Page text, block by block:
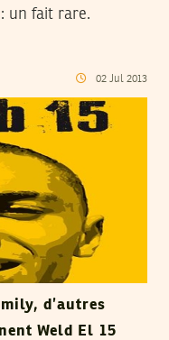
un fait rare.
02 Jul 2013
d’autres
Weld El 15